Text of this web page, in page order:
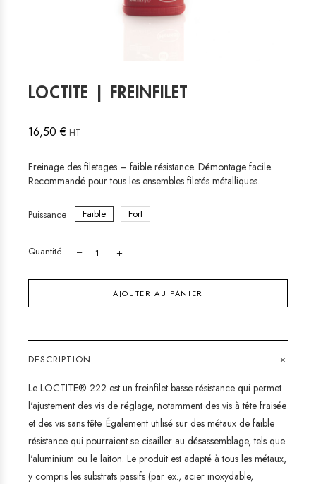
LOCTITE | FREINFILET
16,50 € HT
Freinage des filetages – faible résistance. Démontage facile.
Recommandé pour tous les ensembles filetés métalliques.
Puissance Faible Fort
Quantité
AJOUTER AU PANIER
DESCRIPTION +
Le LOCTITE®️ 222 est un freinfilet basse résistance qui permet
l'ajustement des vis de réglage, notamment des vis à tête fraisée
et des vis sans tête. Également utilisé sur des métaux de faible
résistance qui pourraient se cisailler au désassemblage, tels que
l'aluminium ou le laiton. Le produit est adapté à tous les métaux,
y compris les substrats passifs (par ex., acier inoxydable,